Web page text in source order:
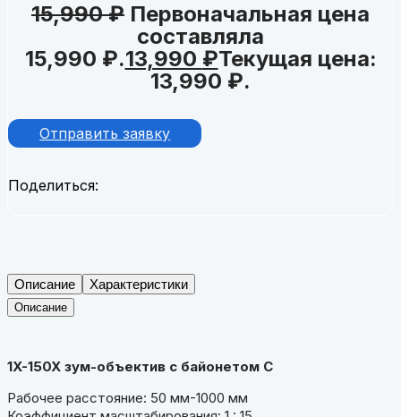
15,990₽ Первоначальная цена
составляла
15,990 ₽.13,990 ₽Текущая цена:
13,990 ₽.
Отправить заявку
Поделиться:
Описание Характеристики
Описание
1X-150X зум-объектив с байонетом C
Рабочее расстояние: 50 мм-1000 мм